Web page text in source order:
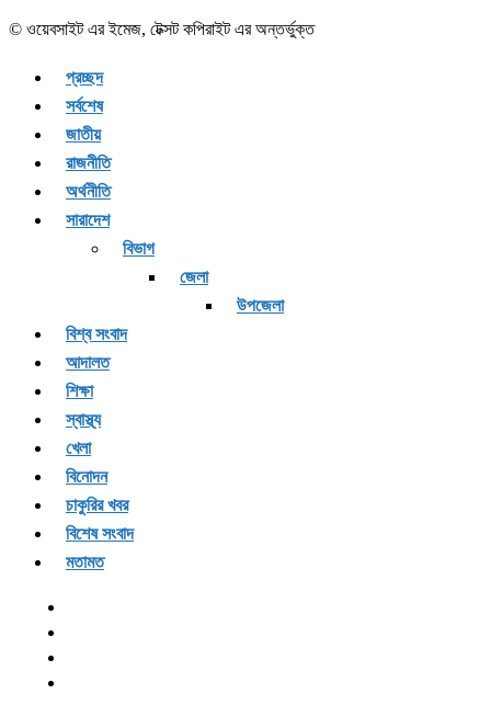
© ওয়েবসাইট এর ইমেজ, টেক্সট কপিরাইট এর অন্তর্ভুক্ত
প্রচ্ছদ
সর্বশেষ
জাতীয়
রাজনীতি
অর্থনীতি
সারাদেশ
বিভাগ
জেলা
উপজেলা
বিশ্ব সংবাদ
আদালত
শিক্ষা
স্বাস্থ্য
খেলা
বিনোদন
চাকুরির খবর
বিশেষ সংবাদ
মতামত